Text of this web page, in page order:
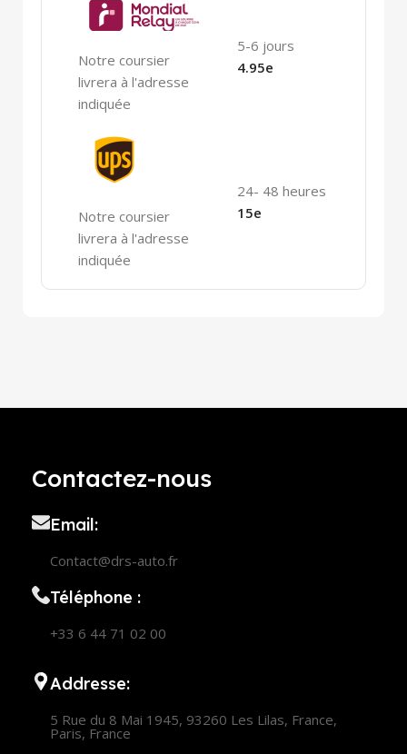
Notre coursier
livrera à l'adresse
indiquée
5-6 jours
4.95e
Notre coursier
livrera à l'adresse
indiquée
24- 48 heures
15e
Contactez-nous
Email:
Contact@drs-auto.fr
Téléphone :
+33 6 44 71 02 00
Addresse:
5 Rue du 8 Mai 1945, 93260 Les Lilas, France,
Paris, France